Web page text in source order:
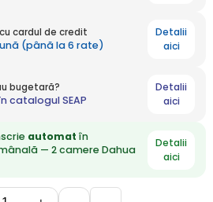
cardul de credit
(până la 6 rate)
Detalii
aici
bugetară?
catalogul SEAP
Detalii
aici
automat în
— 2 camere Dahua
Detalii
aici